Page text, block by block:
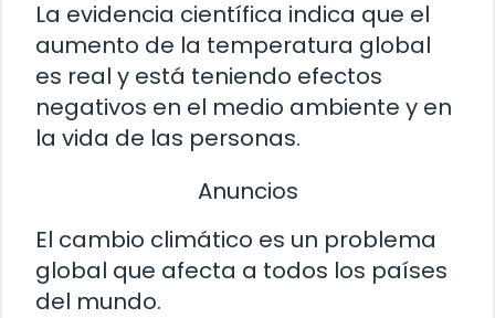
La evidencia científica indica que el
aumento de la temperatura global
es real y está teniendo efectos
negativos en el medio ambiente y en
la vida de las personas.
Anuncios
El cambio climático es un problema
global que afecta a todos los países
del mundo.